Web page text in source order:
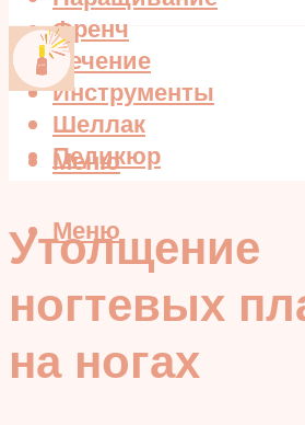
Френч
Лечение
Инструменты
Шеллак
Педикюр
Меню
Меню
Утолщение
ногтевых
на ногах